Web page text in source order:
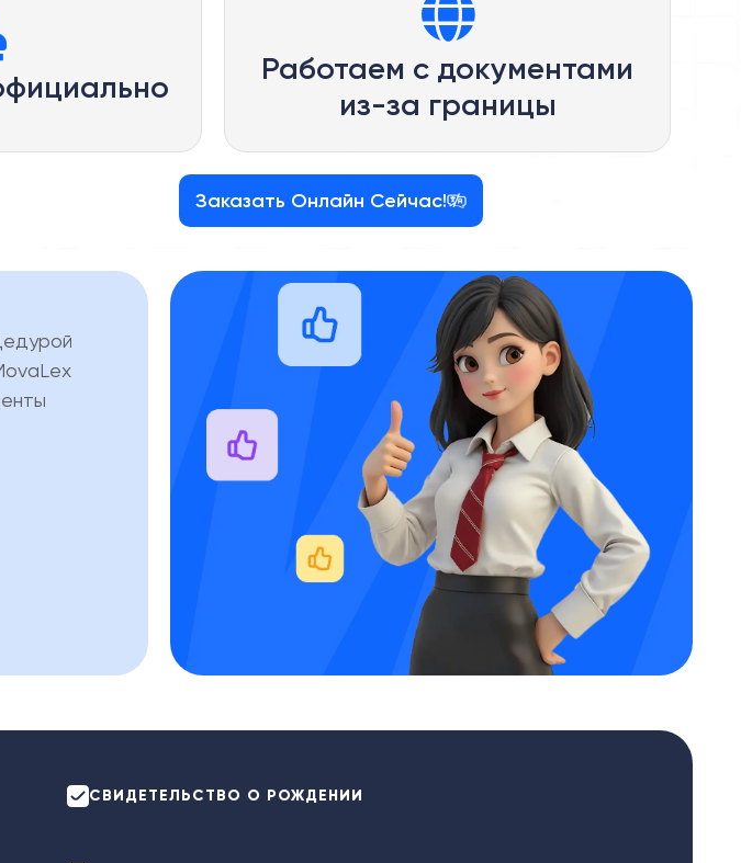
Работаем с документами
из-за границы
Заказать Онлайн Сейчас!
СВИДЕТЕЛЬСТВО О РОЖДЕНИИ